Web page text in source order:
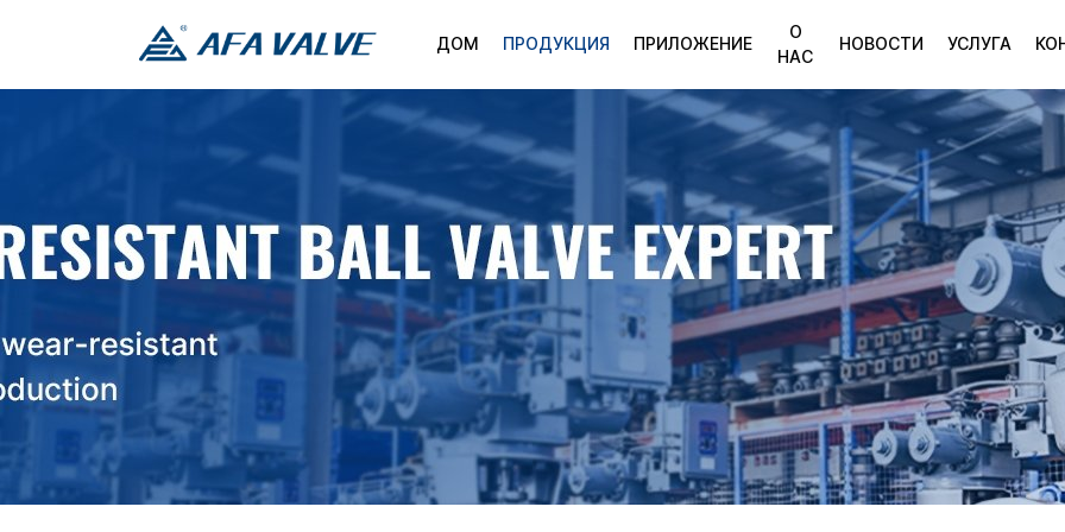
ДОМ ПРОДУКЦИЯ ПРИЛОЖЕНИЕ
О
НАС
НОВОСТИ УСЛУГА